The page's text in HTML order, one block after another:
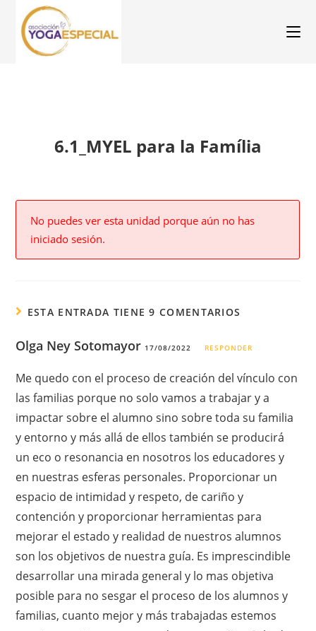
6.1_MYEL para la Família
No puedes ver esta unidad porque aún no has
iniciado sesión.
ESTA ENTRADA TIENE 9 COMENTARIOS
Olga Ney Sotomayor 17/08/2022 RESPONDER
Me quedo con el proceso de creación del vínculo con
las familias porque no solo vamos a trabajar y a
impactar sobre el alumno sino sobre toda su familia
y entorno y más allá de ellos también se producirá
un eco o resonancia en nosotros los educadores y
en nuestras esferas personales. Proporcionar un
espacio de intimidad y respeto, de cariño y
contención y proporcionar herramientas para
mejorar el estado y realidad de nuestros alumnos
son los objetivos de nuestra guía. Es imprescindible
desarrollar una mirada general y lo mas objetiva
posible para no sesgar el proceso de los alumnos y
familias, cuanto mejor y más trabajadas estemos